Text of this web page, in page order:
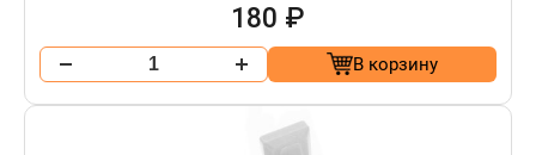
180 ₽
В корзину